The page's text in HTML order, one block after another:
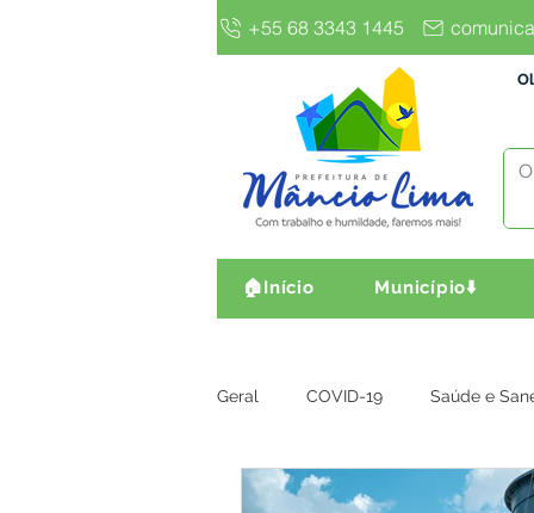
+55 68 3343 1445
🏠Início Município⬇️
Geral COVID-19 Saúde e
Gestão e Finanças Infra,